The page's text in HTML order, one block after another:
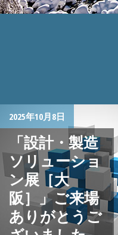
2025年10月8日
「設計・製造
ソリューショ
ン展［大
阪］」ご来場
ありがとうご